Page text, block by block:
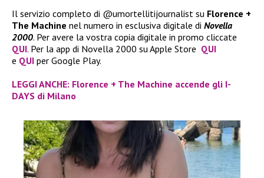
Il servizio completo di @umortellitijournalist su Florence +
The Machine nel numero in esclusiva digitale di Novella
2000. Per avere la vostra copia digitale in promo cliccate
QUI. Per la app di Novella 2000 su Apple Store QUI
e QUI per Google Play.
LEGGI ANCHE: Florence + The Machine accende gli I-
DAYS di Milano